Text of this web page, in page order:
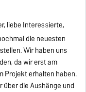
liebe Interessierte,
die neuesten
Wir haben uns
da wir erst am
Projekt erhalten haben.
über die Aushänge und